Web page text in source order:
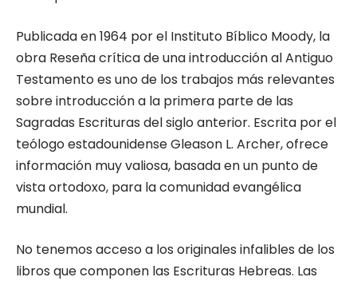
Publicada en 1964 por el Instituto Bíblico Moody, la
obra Reseña crítica de una introducción al Antiguo
Testamento es uno de los trabajos más relevantes
sobre introducción a la primera parte de las
Sagradas Escrituras del siglo anterior. Escrita por el
teólogo estadounidense Gleason L. Archer, ofrece
información muy valiosa, basada en un punto de
vista ortodoxo, para la comunidad evangélica
mundial.
No tenemos acceso a los originales infalibles de los
libros que componen las Escrituras Hebreas. Las